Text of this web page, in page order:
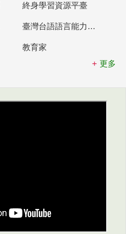
終身學習資源平臺
臺灣台語語言能力認證網站
教育家
更多